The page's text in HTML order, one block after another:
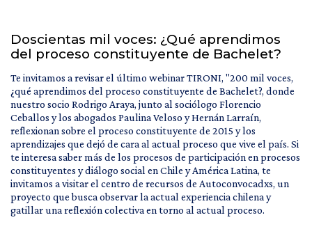
Doscientas mil voces: ¿Qué aprendimos
del proceso constituyente de Bachelet?
Te invitamos a revisar el último webinar TIRONI, "200 mil voces,
¿qué aprendimos del proceso constituyente de Bachelet?, donde
nuestro socio Rodrigo Araya, junto al sociólogo Florencio
Ceballos y los abogados Paulina Veloso y Hernán Larraín,
reflexionan sobre el proceso constituyente de 2015 y los
aprendizajes que dejó de cara al actual proceso que vive el país. Si
te interesa saber más de los procesos de participación en procesos
constituyentes y diálogo social en Chile y América Latina, te
invitamos a visitar el centro de recursos de Autoconvocadxs, un
proyecto que busca observar la actual experiencia chilena y
gatillar una reflexión colectiva en torno al actual proceso.